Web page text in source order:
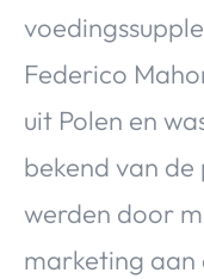
Federico
uit Polen en
bekend van
werden door
marketing aan